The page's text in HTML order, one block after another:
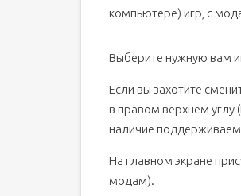
компьютере) игр, с
Выберите нужную вам
Если вы захотите
в правом верхнем
наличие
На главном экране
модам).